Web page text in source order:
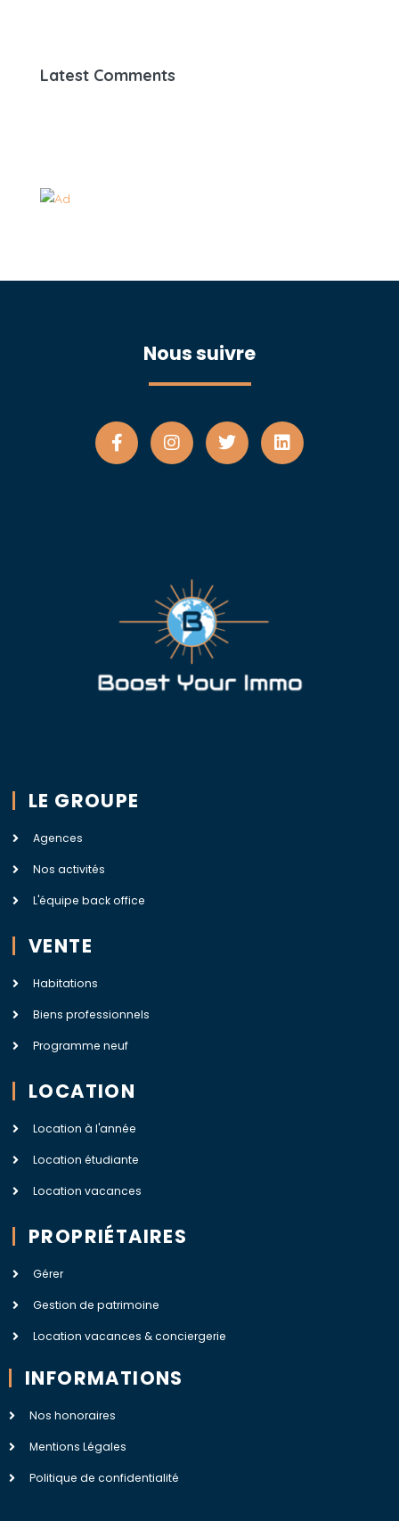
Latest Comments
Nous suivre
LE GROUPE
Agences
Nos activités
L'équipe back office
VENTE
Habitations
Biens professionnels
Programme neuf
LOCATION
Location à l'année
Location étudiante
Location vacances
PROPRIÉTAIRES
Gérer
Gestion de patrimoine
Location vacances & conciergerie
INFORMATIONS
Nos honoraires
Mentions Légales
Politique de confidentialité